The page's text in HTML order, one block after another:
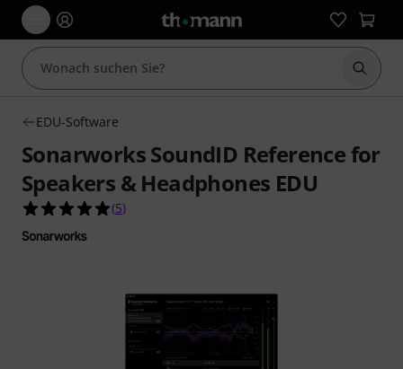
Suche
EDU-Software
Sonarworks SoundID Reference for
Speakers & Headphones EDU
5.0 von 5 Sternen aus 5 Kundenbewertungen
(5)